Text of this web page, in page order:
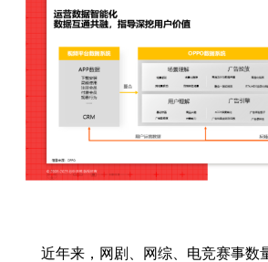
近年来，网剧、网综、电竞赛事数